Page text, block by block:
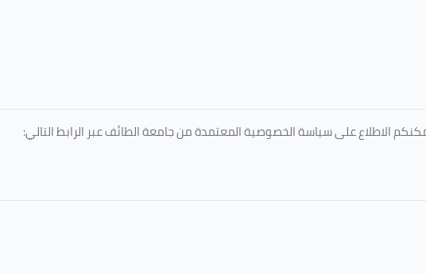
الاطلاع على سياسة الخصوصية المعتمدة من جامعة الطائف عبر الرابط التالي: